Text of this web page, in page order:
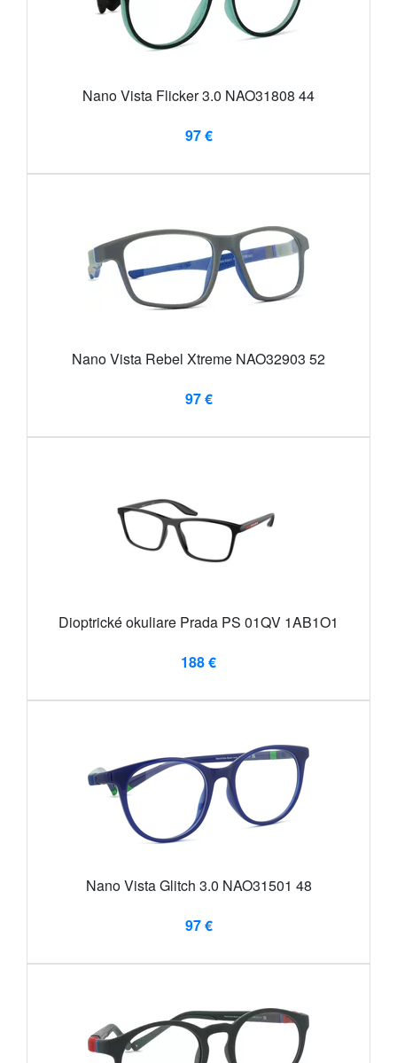
Nano Vista Flicker 3.0 NAO31808 44
97 €
Nano Vista Rebel Xtreme NAO32903 52
97 €
Dioptrické okuliare Prada PS 01QV 1AB1O1
188 €
Nano Vista Glitch 3.0 NAO31501 48
97 €